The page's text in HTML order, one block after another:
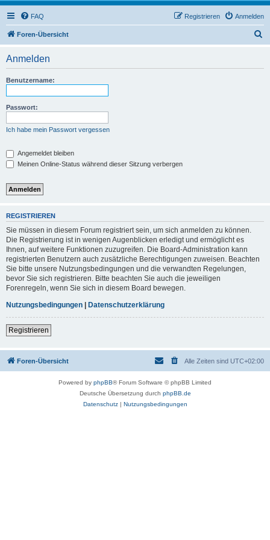
FAQ Anmelden
Registrieren
Foren-Übersicht
Anmelden
Benutzername:
Passwort:
Ich habe mein Passwort vergessen
Angemeldet bleiben
Meinen Online-Status während dieser Sitzung verbergen
REGISTRIEREN
Sie müssen in diesem Forum registriert sein, um sich anmelden zu können.
Die Registrierung ist in wenigen Augenblicken erledigt und ermöglicht es
Ihnen, auf weitere Funktionen zuzugreifen. Die Board-Administration kann
registrierten Benutzern auch zusätzliche Berechtigungen zuweisen. Beachten
Sie bitte unsere Nutzungsbedingungen und die verwandten Regelungen,
bevor Sie sich registrieren. Bitte beachten Sie auch die jeweiligen
Forenregeln, wenn Sie sich in diesem Board bewegen.
Nutzungsbedingungen | Datenschutzerklärung
Registrieren
Foren-Übersicht Alle Zeiten sind UTC+02:00
Powered by phpBB® Forum Software © phpBB Limited
Deutsche Übersetzung durch phpBB.de
Datenschutz| Nutzungsbedingungen